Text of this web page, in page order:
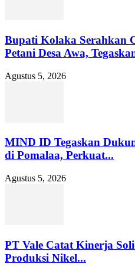
Bupati Kolaka Serahkan
Petani Desa Awa,
Agustus 5, 2026
MIND ID Tegaskan
di Pomalaa, Perkuat...
Agustus 5, 2026
PT Vale Catat Kinerja
Produksi Nikel...